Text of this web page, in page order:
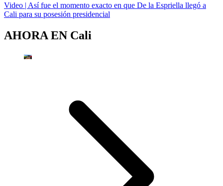
Video | Así fue el momento exacto en que De la Espriella llegó a
Cali para su posesión presidencial
AHORA EN Cali